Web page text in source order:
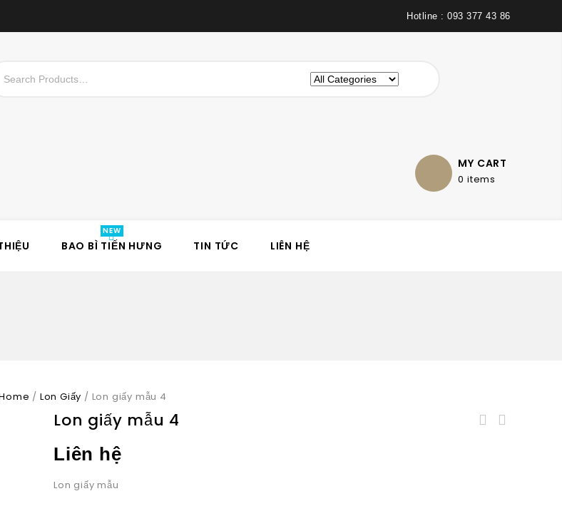
Hotline : 093 377 43 86
MY CART
0 items
BAO BÌ TIẾN HƯNG TIN TỨC LIÊN HỆ
/ Lon Giấy / Lon giấy mẫu 4
Lon giấy mẫu 4
Liên hệ
Lon giấy mẫu